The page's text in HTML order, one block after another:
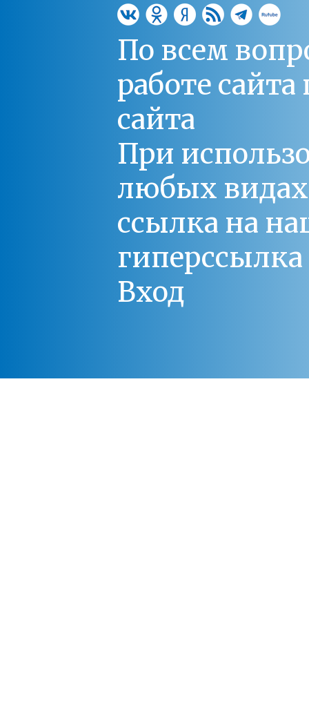
По всем
работе
сайта
При
любых
ссылка на
Вход